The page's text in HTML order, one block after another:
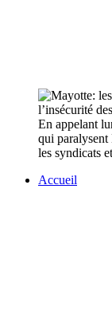
En appelant
qui paralysent
les syndicats
Accueil